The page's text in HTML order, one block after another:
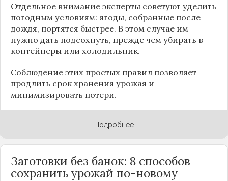
Отдельное внимание эксперты советуют уделить
погодным условиям: ягоды, собранные после
дождя, портятся быстрее. В этом случае им
нужно дать подсохнуть, прежде чем убирать в
контейнеры или холодильник.
Соблюдение этих простых правил позволяет
продлить срок хранения урожая и
минимизировать потери.
Подробнее
Заготовки без банок: 8 способов
сохранить урожай по-новому